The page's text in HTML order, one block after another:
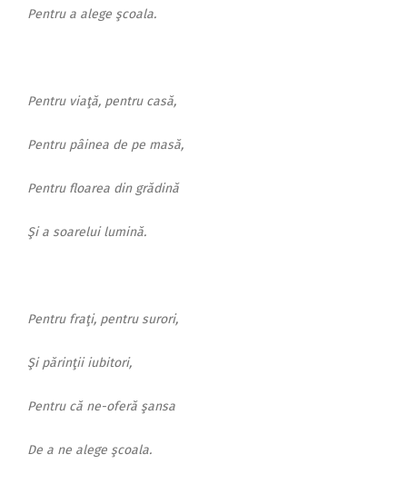
Pentru a alege şcoala.
Pentru viaţă, pentru casă,
Pentru pâinea de pe masă,
Pentru floarea din grădină
Şi a soarelui lumină.
Pentru fraţi, pentru surori,
Şi părinţii iubitori,
Pentru că ne-oferă şansa
De a ne alege şcoala.